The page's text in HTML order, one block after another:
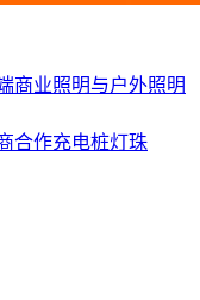
商业照明与户外照明
合作充电桩灯珠